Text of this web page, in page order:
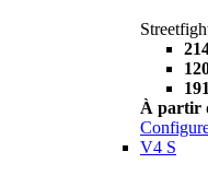
À partir
V4 S